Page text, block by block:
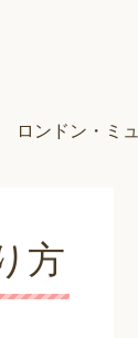
ロンドン・ミ
方